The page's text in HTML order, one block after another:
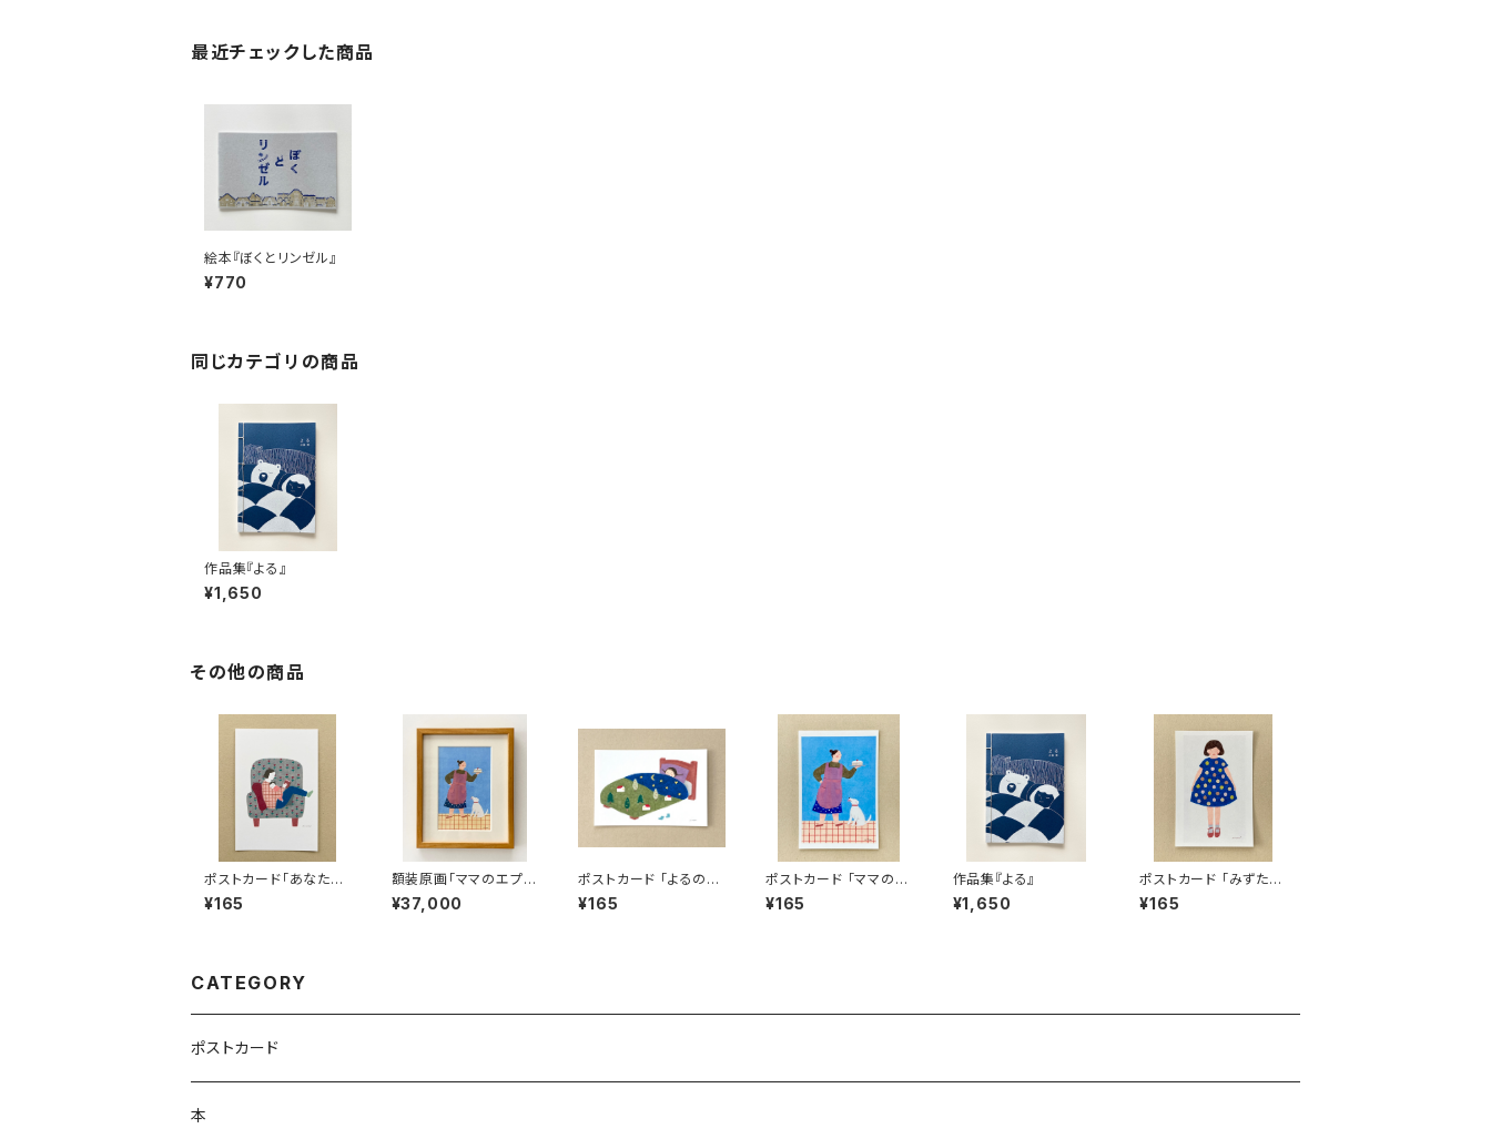
最近チェックした商品
絵本『ぼくとリンゼル』
¥770
同じカテゴリの商品
作品集『よる』
¥1,650
その他の商品
ポストカード「あなたと
いっしょ」
¥165
額装原画「ママのエプロ
ン」
¥37,000
ポストカード 「よるのベ
ッド」
¥165
ポストカード 「ママのエ
プロン」
¥165
作品集『よる』
¥1,650
ポストカード 「みずたま
もようのワンピース」
¥165
CATEGORY
ポストカード
本